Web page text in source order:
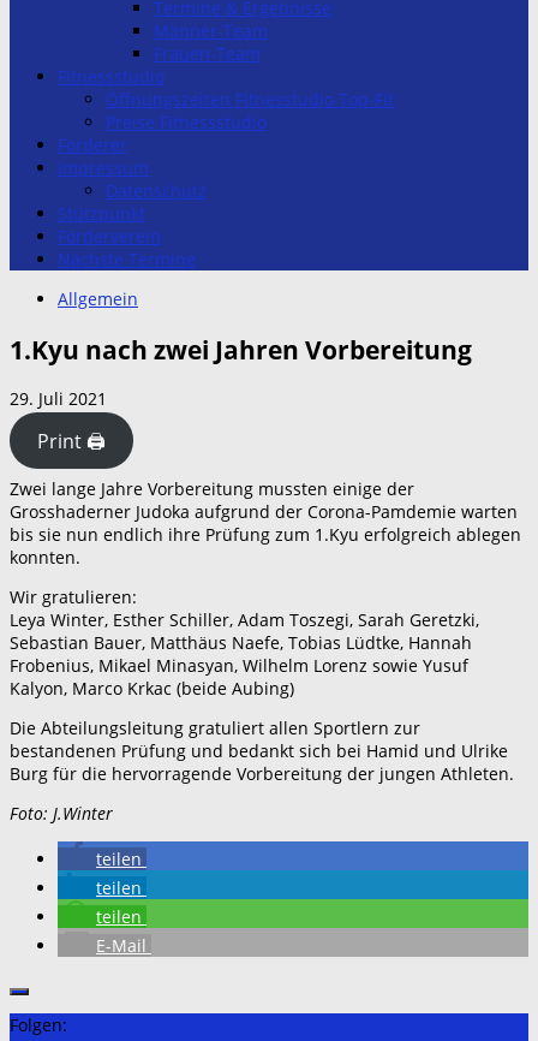
Termine & Ergebnisse
Männer-Team
Frauen-Team
Fitnessstudio
Öffnungszeiten Fitnesstudio Top-Fit
Preise Fitnessstudio
Förderer
Impressum
Datenschutz
Stützpunkt
Förderverein
Nächste Termine
Allgemein
1.Kyu nach zwei Jahren Vorbereitung
29. Juli 2021
Print 🖨
Zwei lange Jahre Vorbereitung mussten einige der
Grosshaderner Judoka aufgrund der Corona-Pamdemie warten
bis sie nun endlich ihre Prüfung zum 1.Kyu erfolgreich ablegen
konnten.
Wir gratulieren:
Leya Winter, Esther Schiller, Adam Toszegi, Sarah Geretzki,
Sebastian Bauer, Matthäus Naefe, Tobias Lüdtke, Hannah
Frobenius, Mikael Minasyan, Wilhelm Lorenz sowie Yusuf
Kalyon, Marco Krkac (beide Aubing)
Die Abteilungsleitung gratuliert allen Sportlern zur
bestandenen Prüfung und bedankt sich bei Hamid und Ulrike
Burg für die hervorragende Vorbereitung der jungen Athleten.
Foto: J.Winter
teilen
teilen
teilen
E-Mail
Folgen: